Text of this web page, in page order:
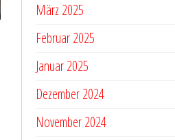
März 2025
Februar 2025
Januar 2025
Dezember 2024
November 2024